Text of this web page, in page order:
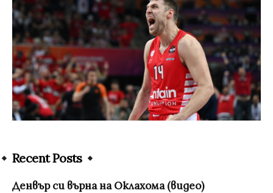
Recent Posts
Денвър си върна на Оклахома (видео)